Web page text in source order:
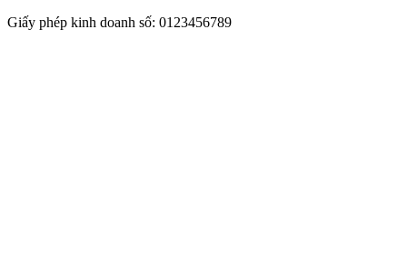
Giấy phép kinh doanh số: 0123456789